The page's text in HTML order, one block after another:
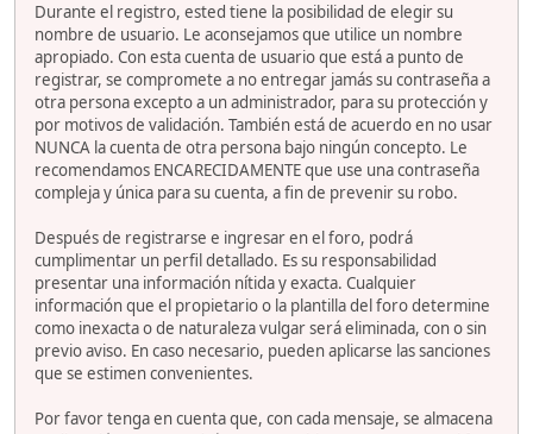
Durante el registro, ested tiene la posibilidad de elegir su
nombre de usuario. Le aconsejamos que utilice un nombre
apropiado. Con esta cuenta de usuario que está a punto de
registrar, se compromete a no entregar jamás su contraseña a
otra persona excepto a un administrador, para su protección y
por motivos de validación. También está de acuerdo en no usar
NUNCA la cuenta de otra persona bajo ningún concepto. Le
recomendamos ENCARECIDAMENTE que use una contraseña
compleja y única para su cuenta, a fin de prevenir su robo.
Después de registrarse e ingresar en el foro, podrá
cumplimentar un perfil detallado. Es su responsabilidad
presentar una información nítida y exacta. Cualquier
información que el propietario o la plantilla del foro determine
como inexacta o de naturaleza vulgar será eliminada, con o sin
previo aviso. En caso necesario, pueden aplicarse las sanciones
que se estimen convenientes.
Por favor tenga en cuenta que, con cada mensaje, se almacena